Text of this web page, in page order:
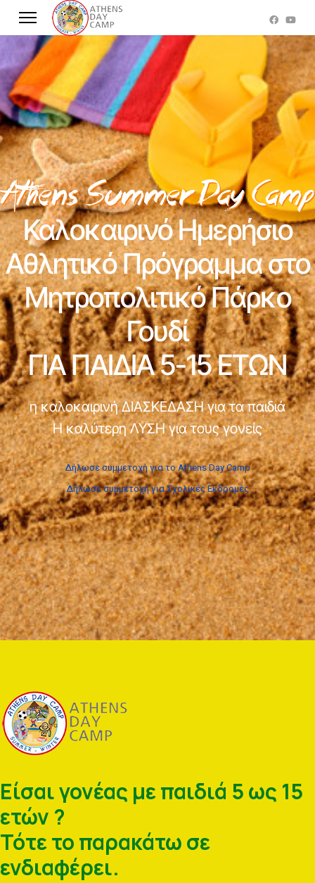
Καλοκαιρινό Ημερήσιο
Αθλητικό Πρόγραμμα στο
Μητροπολιτικό Πάρκο
Γουδί
ΓΙΑ ΠΑΙΔΙΑ 5-15 ΕΤΩΝ
η καλοκαιρινή ΔΙΑΣΚΕΔΑΣΗ για τα παιδιά
Η καλύτερη ΛΥΣΗ για τους γονείς
Δήλωσε συμμετοχή για το Athens Day Camp
Δήλωσε συμμετοχή για Σχολικές Εκδρομές
Είσαι γονέας με παιδιά 5 ως 15
ετών ?
Τότε το παρακάτω σε
ενδιαφέρει.